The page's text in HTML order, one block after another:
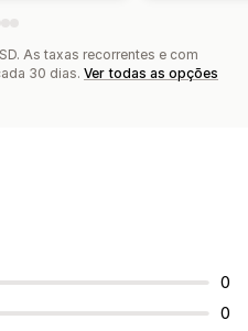
As taxas recorrentes e com
30 dias. Ver todas as opções
0
0